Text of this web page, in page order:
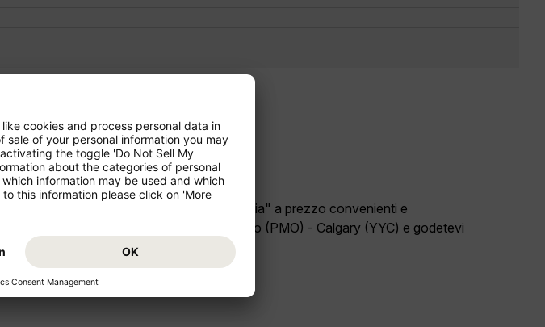
Partite per le vacanze dal vostro paese "Italia" a prezzo convenienti e
comodamente. Prenotate ora il volo Palermo (PMO) - Calgary (YYC) e godetevi
la vostra destinazione di viaggio "Canada"!